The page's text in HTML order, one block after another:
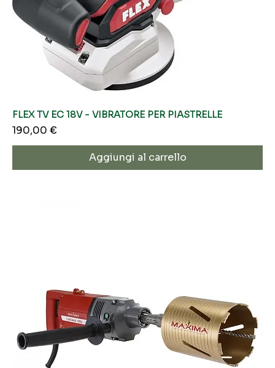
FLEX TV EC 18V - VIBRATORE PER PIASTRELLE
Prezzo
190,00 €
Aggiungi al carrello